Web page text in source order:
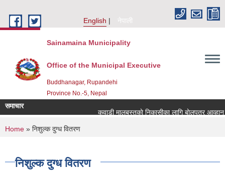
English
नेपाली
Sainamaina Municipality
Office of the Municipal Executive
Buddhanagar, Rupandehi
Province No.-5, Nepal
समाचार
कवाडी मालबस्तुकाे निकासीका लागि बाेलपत्र आव्हान
You are here
Home » निशुल्क दुग्ध वितरण
निशुल्क दुग्ध वितरण